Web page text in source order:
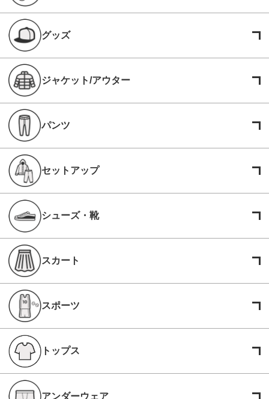
グッズ
ジャケット/アウター
パンツ
セットアップ
シューズ・靴
スカート
スポーツ
トップス
アンダーウェア